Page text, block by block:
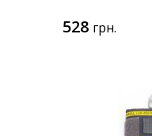
528 грн.